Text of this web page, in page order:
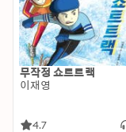
무작정 쇼트트랙
이재영
4.7